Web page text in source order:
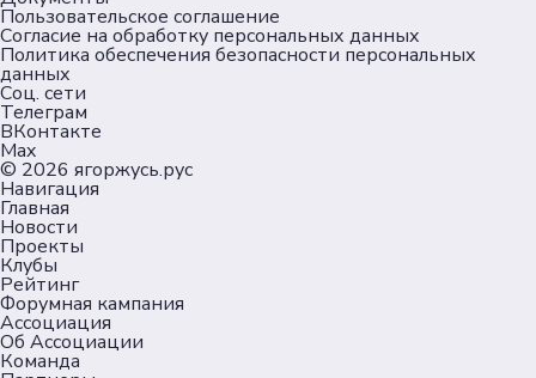
Пользовательское соглашение
Согласие на обработку персональных данных
Политика обеспечения безопасности персональных
данных
Соц. сети
Телеграм
ВКонтакте
Max
© 2026 ягоржусь.рус
Навигация
Главная
Новости
Проекты
Клубы
Рейтинг
Форумная кампания
Ассоциация
Об Ассоциации
Команда